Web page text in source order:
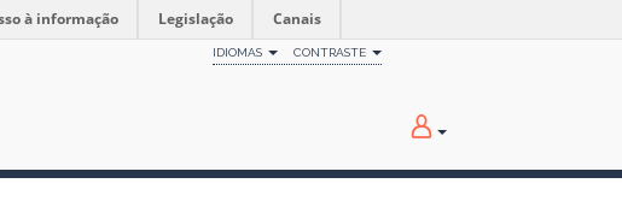
à informação Legislação Canais
IDIOMAS CONTRASTE